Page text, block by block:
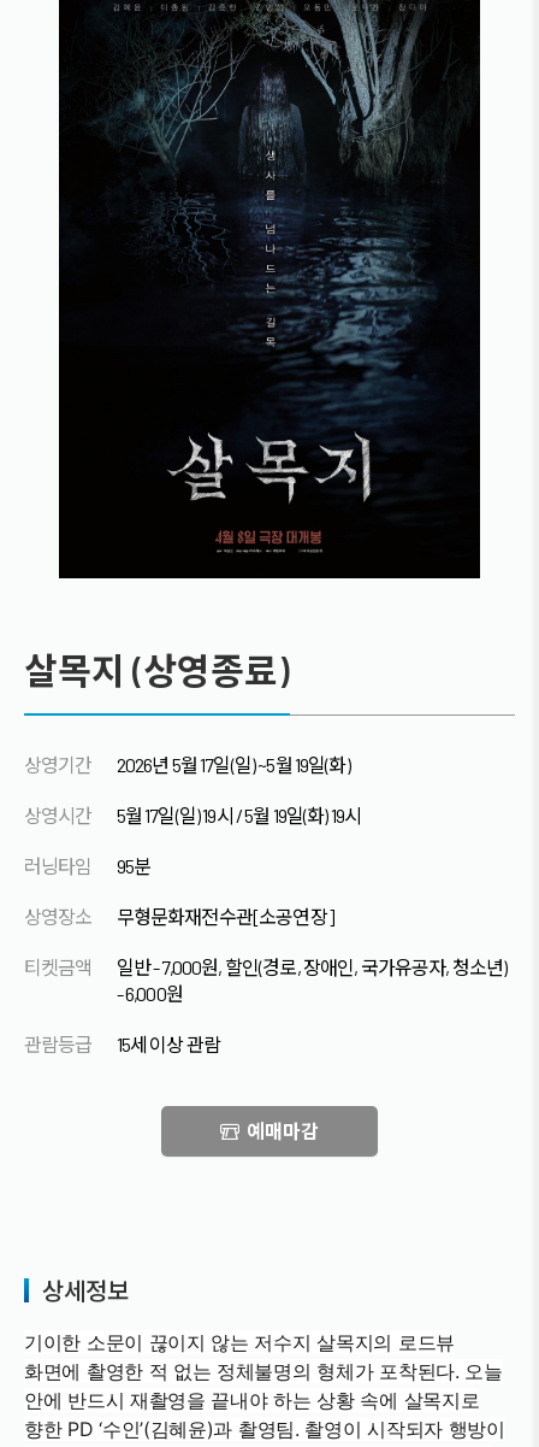
살목지 (상영종료)
상영기간 2026년 5월 17일(일) ~5월 19일(화)
상영시간 5월 17일(일) 19시 / 5월 19일(화) 19시
러닝타임 95분
상영장소 무형문화재전수관[소공연장]
티켓금액
일반 - 7,000원, 할인(경로, 장애인, 국가유공자, 청소년)
- 6,000원
관람등급 15세 이상 관람
예매마감
상세정보
기이한 소문이 끊이지 않는 저수지 살목지의 로드뷰
화면에 촬영한 적 없는 정체불명의 형체가 포착된다. 오늘
안에 반드시 재촬영을 끝내야 하는 상황 속에 살목지로
향한 PD ‘수인’(김혜윤)과 촬영팀. 촬영이 시작되자 행방이